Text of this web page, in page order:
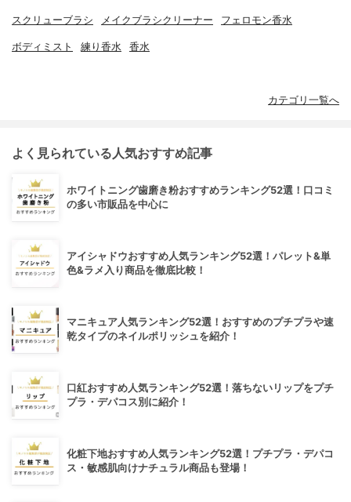
スクリューブラシ メイクブラシクリーナー フェロモン香水
ボディミスト 練り香水 香水
カテゴリ一覧へ
よく見られている人気おすすめ記事
ホワイトニング歯磨き粉おすすめランキング52選！口コミ
の多い市販品を中心に
アイシャドウおすすめ人気ランキング52選！パレット&単
色&ラメ入り商品を徹底比較！
マニキュア人気ランキング52選！おすすめのプチプラや速
乾タイプのネイルポリッシュを紹介！
口紅おすすめ人気ランキング52選！落ちないリップをプチ
プラ・デパコス別に紹介！
化粧下地おすすめ人気ランキング52選！プチプラ・デパコ
ス・敏感肌向けナチュラル商品も登場！